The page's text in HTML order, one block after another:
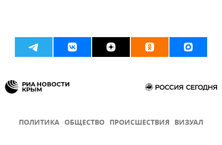
ПОЛИТИКА ОБЩЕСТВО ПРОИСШЕСТВИЯ ВИЗУАЛ